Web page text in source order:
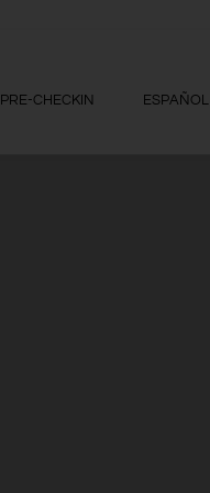
PRE-CHECKIN ESPAÑOL